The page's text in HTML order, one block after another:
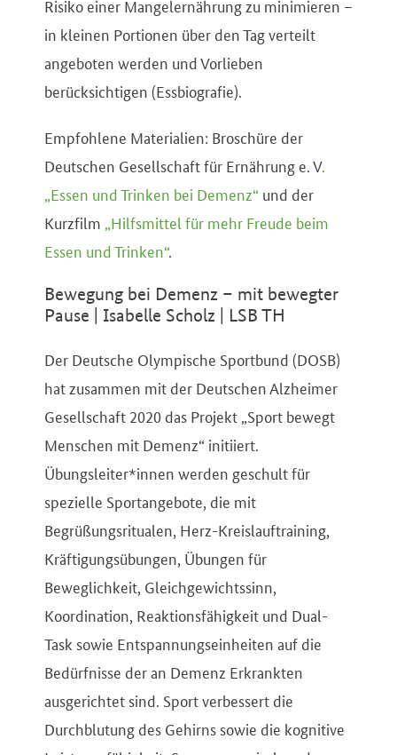
Risiko einer Mangelernährung zu minimieren –
in kleinen Portionen über den Tag verteilt
angeboten werden und Vorlieben
berücksichtigen (Essbiografie).
Empfohlene Materialien: Broschüre der
Deutschen Gesellschaft für Ernährung e. V.
„Essen und Trinken bei Demenz“ und der
Kurzfilm „Hilfsmittel für mehr Freude beim
Essen und Trinken“.
Bewegung bei Demenz – mit bewegter
Pause | Isabelle Scholz | LSB TH
Der Deutsche Olympische Sportbund (DOSB)
hat zusammen mit der Deutschen Alzheimer
Gesellschaft 2020 das Projekt „Sport bewegt
Menschen mit Demenz“ initiiert.
Übungsleiter*innen werden geschult für
spezielle Sportangebote, die mit
Begrüßungsritualen, Herz-Kreislauftraining,
Kräftigungsübungen, Übungen für
Beweglichkeit, Gleichgewichtssinn,
Koordination, Reaktionsfähigkeit und Dual-
Task sowie Entspannungseinheiten auf die
Bedürfnisse der an Demenz Erkrankten
ausgerichtet sind. Sport verbessert die
Durchblutung des Gehirns sowie die kognitive